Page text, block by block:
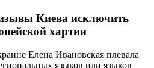
Киева исключить
хартии
Елена Ивановская плевала
языков или языков